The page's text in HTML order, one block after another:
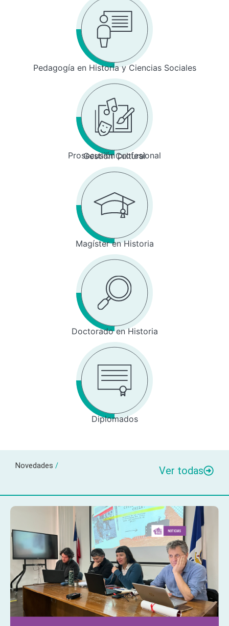
Pedagogía en Historia y Ciencias Sociales
Prosecusión profesional
Gestión Cultural
Magíster en Historia
Doctorado en Historia
Diplomados
Novedades / Ver todas